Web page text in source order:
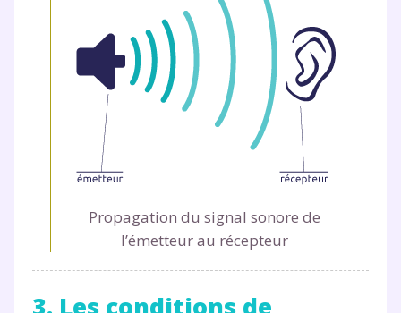
Propagation du signal sonore de
l’émetteur au récepteur